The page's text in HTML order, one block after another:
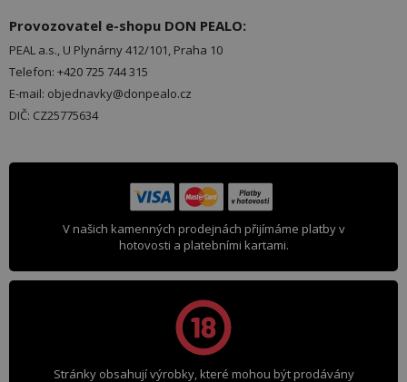
Provozovatel e-shopu DON PEALO:
PEAL a.s., U Plynárny 412/101, Praha 10
Telefon: +420 725 744 315
E-mail: objednavky@donpealo.cz
DIČ: CZ25775634
V našich kamenných prodejnách přijímáme platby v
hotovosti a platebními kartami.
Stránky obsahují výrobky, které mohou být prodávány